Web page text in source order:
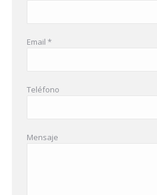
Email *
Teléfono
Mensaje